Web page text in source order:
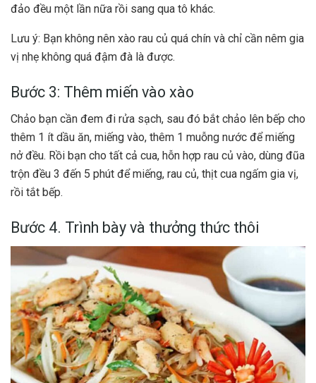
đảo đều một lần nữa rồi sang qua tô khác.
Lưu ý: Bạn không nên xào rau củ quá chín và chỉ cần nêm gia
vị nhẹ không quá đậm đà là được.
Bước 3: Thêm miến vào xào
Chảo bạn cần đem đi rửa sạch, sau đó bắt chảo lên bếp cho
thêm 1 ít dầu ăn, miếng vào, thêm 1 muỗng nước để miếng
nở đều. Rồi bạn cho tất cả cua, hỗn hợp rau củ vào, dùng đũa
trộn đều 3 đến 5 phút để miếng, rau củ, thịt cua ngấm gia vị,
rồi tắt bếp.
Bước 4. Trình bày và thưởng thức thôi